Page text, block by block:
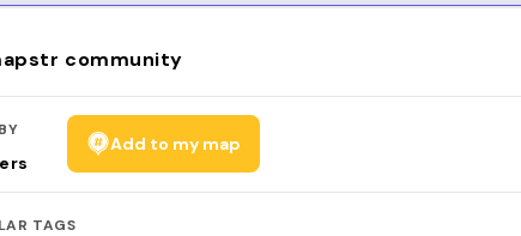
community
Add to my map
TAGS